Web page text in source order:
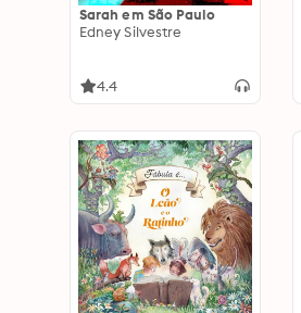
Sarah em São Paulo
Edney Silvestre
4.4